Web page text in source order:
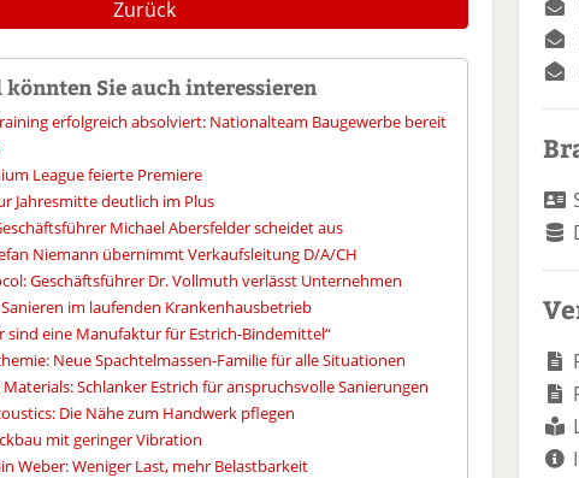
Zurück
Sie auch interessieren
erfolgreich absolviert: Nationalteam Baugewerbe bereit
League feierte Premiere
Jahresmitte deutlich im Plus
Michael Abersfelder scheidet aus
Niemann übernimmt Verkaufsleitung D/A/CH
Geschäftsführer Dr. Vollmuth verlässt Unternehmen
Sanieren im laufenden Krankenhausbetrieb
sind eine Manufaktur für Estrich-Bindemittel“
Neue Spachtelmassen-Familie für alle Situationen
Schlanker Estrich für anspruchsvolle Sanierungen
Die Nähe zum Handwerk pflegen
mit geringer Vibration
Weber: Weniger Last, mehr Belastbarkeit